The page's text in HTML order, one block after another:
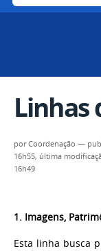
Linhas
porCoordenação —
16h55, última
16h49
1. Imagens,
Esta linha busca